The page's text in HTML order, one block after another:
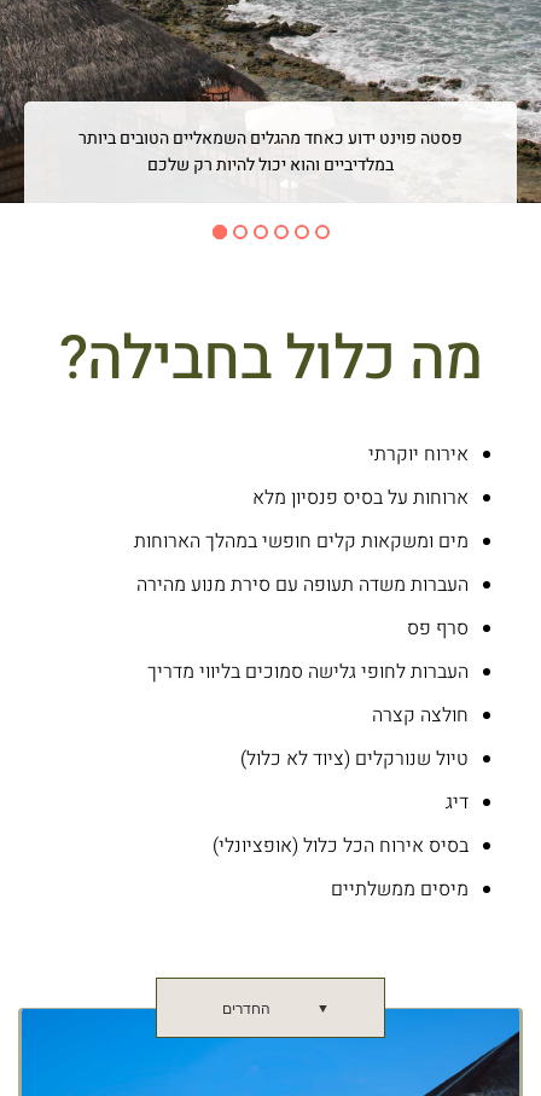
פסטה פוינט ידוע כאחד מהגלים השמאליים הטובים ביותר
במלדיביים והוא יכול להיות רק שלכם
מה כלול בחבילה?
אירוח יוקרתי
ארוחות על בסיס פנסיון מלא
מים ומשקאות קלים חופשי במהלך הארוחות
העברות משדה תעופה עם סירת מנוע מהירה
סרף פס
העברות לחופי גלישה סמוכים בליווי מדריך
חולצה קצרה
טיול שנורקלים (ציוד לא כלול)
דיג
בסיס אירוח הכל כלול (אופציונלי)
מיסים ממשלתיים
החדרים